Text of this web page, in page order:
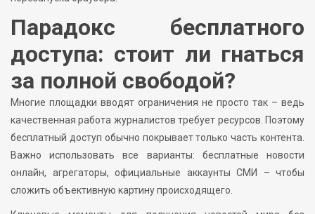
Парадокс бесплатного
доступа: стоит ли гнаться
за полной свободой?
Многие площадки вводят ограничения не просто так – ведь
качественная работа журналистов требует ресурсов. Поэтому
бесплатный доступ обычно покрывает только часть контента.
Важно использовать все варианты: бесплатные новости
онлайн, агрегаторы, официальные аккаунты СМИ – чтобы
сложить объективную картину происходящего.